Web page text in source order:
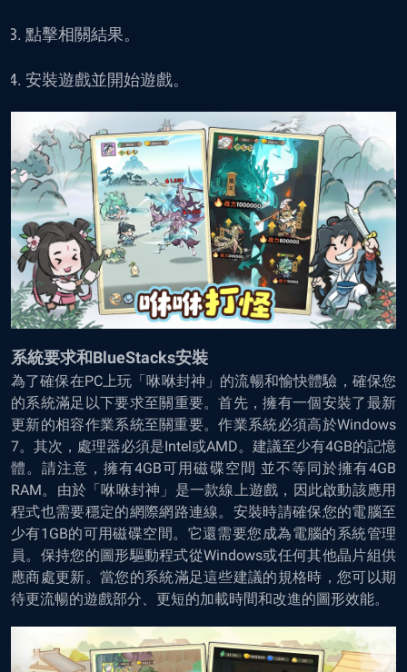
點擊相關結果。
安裝遊戲並開始遊戲。
系統要求和BlueStacks安裝
為了確保在PC上玩「咻咻封神」的流暢和愉快體驗，確保您
的系統滿足以下要求至關重要。首先，擁有一個安裝了最新
更新的相容作業系統至關重要。作業系統必須高於Windows
7。其次，處理器必須是Intel或AMD。建議至少有4GB的記憶
體。請注意，擁有4GB可用磁碟空間 並不等同於擁有4GB
RAM。由於「咻咻封神」是一款線上遊戲，因此啟動該應用
程式也需要穩定的網際網路連線。安裝時請確保您的電腦至
少有1GB的可用磁碟空間。它還需要您成為電腦的系統管理
員。保持您的圖形驅動程式從Windows或任何其他晶片組供
應商處更新。當您的系統滿足這些建議的規格時，您可以期
待更流暢的遊戲部分、更短的加載時間和改進的圖形效能。